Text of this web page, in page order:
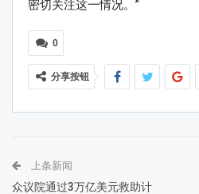
密切关注这一情况。”
0
分享按钮
上条新闻
众议院通过3万亿美元救助计